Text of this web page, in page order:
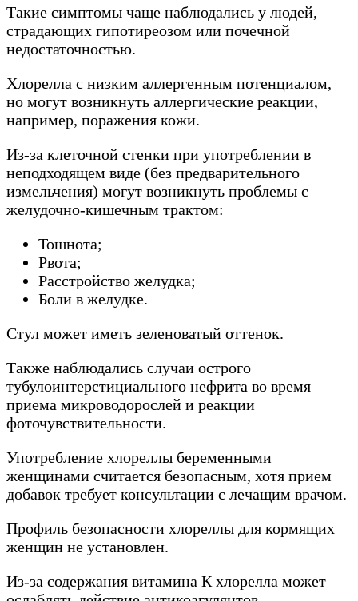
Такие симптомы чаще наблюдались у людей,
страдающих гипотиреозом или почечной
недостаточностью.
Хлорелла с низким аллергенным потенциалом,
но могут возникнуть аллергические реакции,
например, поражения кожи.
Из-за клеточной стенки при употреблении в
неподходящем виде (без предварительного
измельчения) могут возникнуть проблемы с
желудочно-кишечным трактом:
Тошнота;
Рвота;
Расстройство желудка;
Боли в желудке.
Стул может иметь зеленоватый оттенок.
Также наблюдались случаи острого
тубулоинтерстициального нефрита во время
приема микроводорослей и реакции
фоточувствительности.
Употребление хлореллы беременными
женщинами считается безопасным, хотя прием
добавок требует консультации с лечащим врачом.
Профиль безопасности хлореллы для кормящих
женщин не установлен.
Из-за содержания витамина К хлорелла может